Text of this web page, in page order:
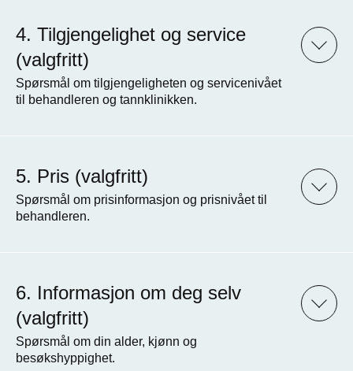
Tilgjengelighet og service
(valgfritt)
Spørsmål om tilgjengeligheten og servicenivået
til behandleren og tannklinikken.
Pris (valgfritt)
Spørsmål om prisinformasjon og prisnivået til
behandleren.
Informasjon om deg selv
(valgfritt)
Spørsmål om din alder, kjønn og
besøkshyppighet.